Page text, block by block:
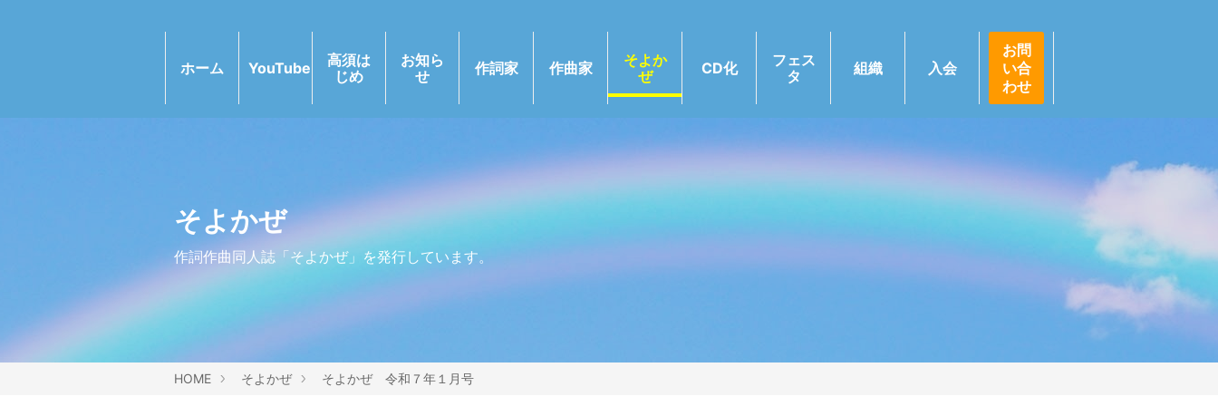
ホーム YouTube
高須は
じめ
お知ら
せ
作詞家 作曲家
そよか
ぜ
CD化
フェス
タ
組織 入会
お問
い合
わせ
そよかぜ
作詞作曲同人誌「そよかぜ」を発行しています。
HOME そよかぜ そよかぜ 令和７年１月号